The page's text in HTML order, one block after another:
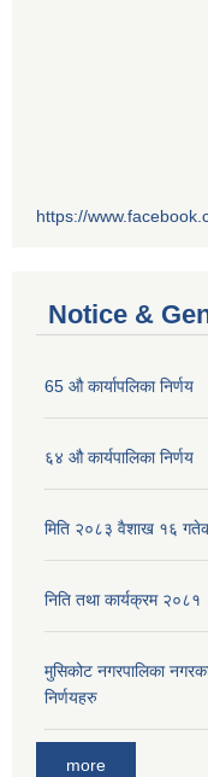
https://
Notice &
65 औ कार्यापलिका निर्णय
६४ औ कार्यपालिका निर्णय
मिति २०८३ वैशाख १६
निति तथा कार्यक्रम २०८१
मुसिकोट नगरपालिका
निर्णयहरु
more